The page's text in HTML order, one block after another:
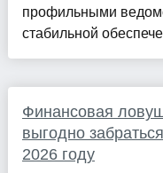
профильными
стабильной
Финансовая
выгодно
2026 году